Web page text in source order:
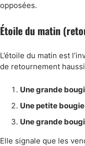
opposées.
Étoile du matin
L’étoile du matin est
de retournement
Une grande
Une petite bougie
Une grande
Elle signale que les